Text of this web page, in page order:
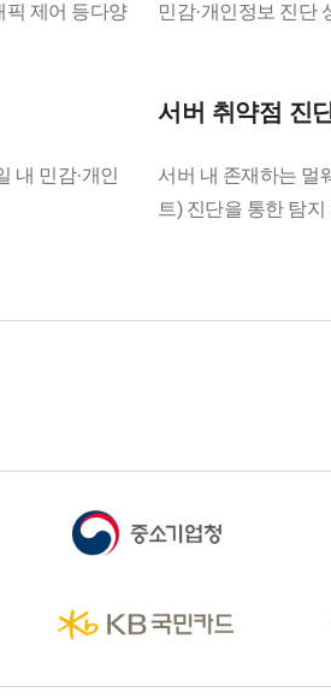
픽 제어 등다양
민감·개인정보 진단
내 민감·개인
서버 취약점 진
서버 내 존재하는 멀
트) 진단을 통한 탐지